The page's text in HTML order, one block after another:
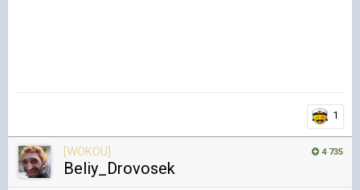
1
4 735
[WOKOU]
Beliy_Drovosek